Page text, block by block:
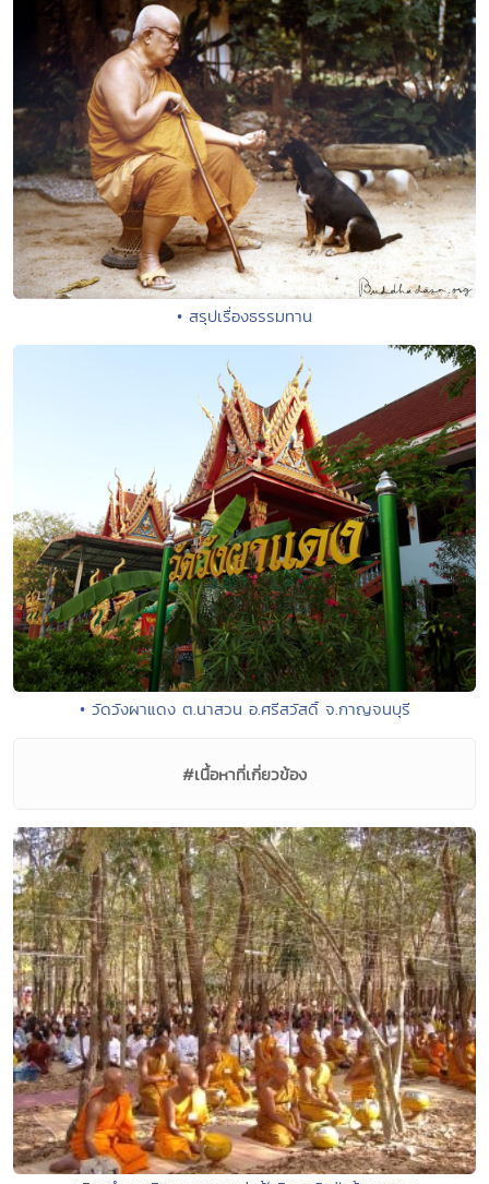
• สรุปเรื่องธรรมทาน
• วัดวังผาแดง ต.นาสวน อ.ศรีสวัสดิ์ จ.กาญจนบุรี
#เนื้อหาที่เกี่ยวข้อง